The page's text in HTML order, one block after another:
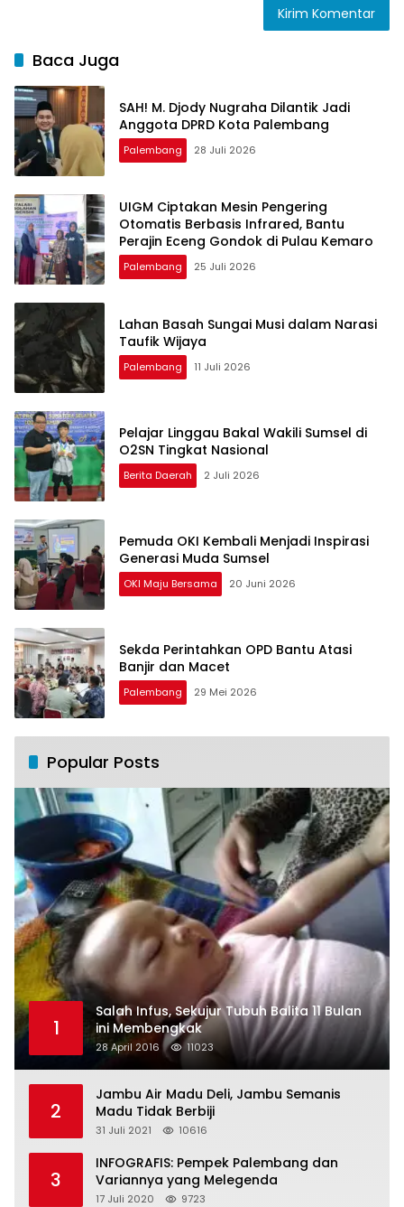
Baca Juga
SAH! M. Djody Nugraha Dilantik Jadi
Anggota DPRD Kota Palembang
Palembang 28 Juli 2026
UIGM Ciptakan Mesin Pengering
Otomatis Berbasis Infrared, Bantu
Perajin Eceng Gondok di Pulau Kemaro
Palembang 25 Juli 2026
Lahan Basah Sungai Musi dalam Narasi
Taufik Wijaya
Palembang 11 Juli 2026
Pelajar Linggau Bakal Wakili Sumsel di
O2SN Tingkat Nasional
Berita Daerah 2 Juli 2026
Pemuda OKI Kembali Menjadi Inspirasi
Generasi Muda Sumsel
OKI Maju Bersama 20 Juni 2026
Sekda Perintahkan OPD Bantu Atasi
Banjir dan Macet
Palembang 29 Mei 2026
Popular Posts
1
Salah Infus, Sekujur Tubuh Balita 11 Bulan
ini Membengkak
28 April 2016 11023
2
Jambu Air Madu Deli, Jambu Semanis
Madu Tidak Berbiji
31 Juli 2021 10616
3
INFOGRAFIS: Pempek Palembang dan
Variannya yang Melegenda
17 Juli 2020 9723